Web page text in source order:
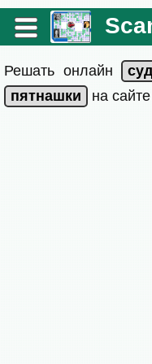
Решать онлайн
на